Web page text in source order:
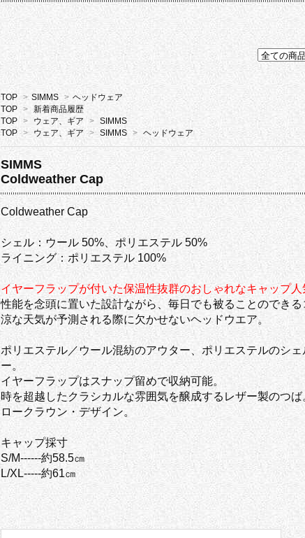
TOP > SIMMS > ヘッドウェア
TOP > 新着商品履歴
TOP > ウェア、ギア > SIMMS
TOP > ウェア、ギア > SIMMS > ヘッドウェア
SIMMS
Coldweather Cap
Coldweather Cap
シェル：ウール 50%、ポリエステル 50%
ライニング：ポリエステル 100%
イヤーフラップが付いた保温性抜群のおしゃれなキャップ人
性能を念頭に置いた設計ながら、毎日でも被ることのでき
涼な天気が予測される際に欠かせないヘッドウエア。
ポリエステル／ウール混紡のアウター、ポリエステルのシ
ー。
イヤーフラップはスナップ留めで収納可能。
時を超越したクラシカルな雰囲気を醸成するレザー製のつば
ロークラウン・デザイン。
キャップ採寸
S/M------約58.5㎝
L/XL-----約61㎝